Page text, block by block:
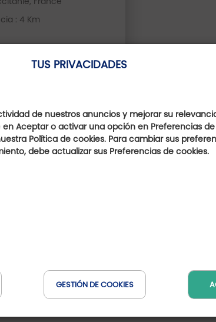
TUS PRIVACIDADES
de nuestros anuncios y mejorar su
Aceptar o activar una opción en Preferencias
Política de cookies. Para cambiar sus
debe actualizar sus Preferencias de cookies.
GESTIÓN DE COOKIES
: 4 Km
Ellos hablan de